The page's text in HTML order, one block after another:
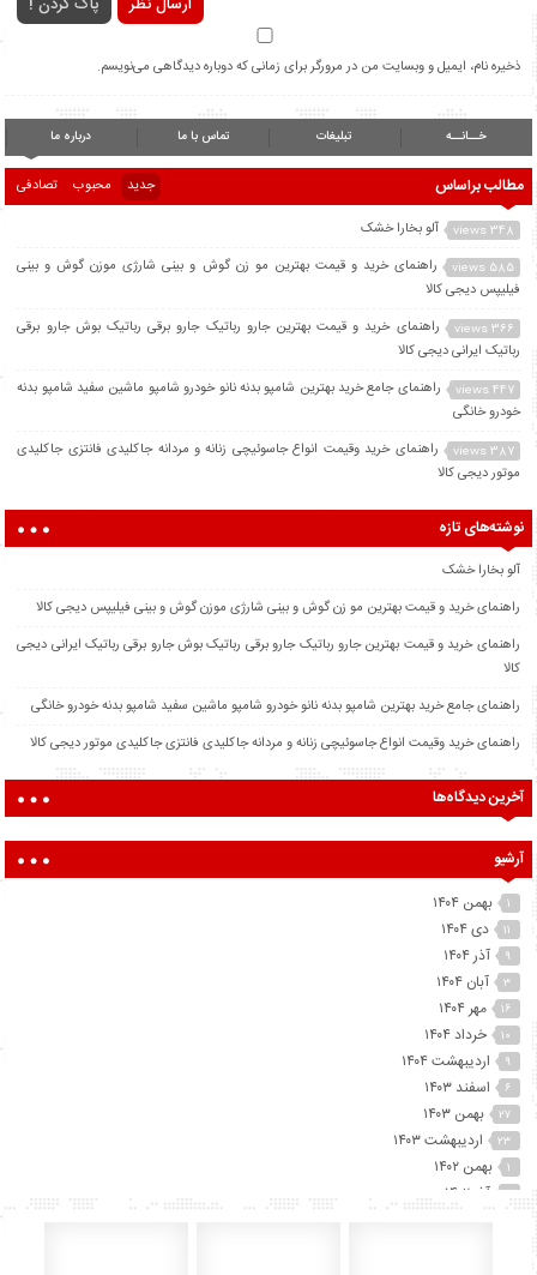
ذخیره نام، ایمیل و وبسایت من در مرورگر برای زمانی که دوباره دیدگاهی می‌نویسم.
خــانــه تبلیغات تماس با ما درباره ما
مطالب براساس جدید محبوب تصادفی
348 views آلو بخارا خشک
585 views
راهنمای خرید و قیمت بهترین مو زن گوش و بینی شارژی موزن گوش و بینی
فیلیپس دیجی کالا
366 views
راهنمای خرید و قیمت بهترین جارو رباتیک جارو برقی رباتیک بوش جارو برقی
رباتیک ایرانی دیجی کالا
447 views
راهنمای جامع خرید بهترین شامپو بدنه نانو خودرو شامپو ماشین سفید شامپو بدنه
خودرو خانگی
387 views
راهنمای خرید وقیمت انواع جاسوئیچی زنانه و مردانه جاکلیدی فانتزی جاکلیدی
موتور دیجی کالا
نوشته‌های تازه
آلو بخارا خشک
راهنمای خرید و قیمت بهترین مو زن گوش و بینی شارژی موزن گوش و بینی فیلیپس دیجی کالا
راهنمای خرید و قیمت بهترین جارو رباتیک جارو برقی رباتیک بوش جارو برقی رباتیک ایرانی دیجی
کالا
راهنمای جامع خرید بهترین شامپو بدنه نانو خودرو شامپو ماشین سفید شامپو بدنه خودرو خانگی
راهنمای خرید وقیمت انواع جاسوئیچی زنانه و مردانه جاکلیدی فانتزی جاکلیدی موتور دیجی کالا
آخرین دیدگاه‌ها
آرشیو
بهمن ۱۴۰۴
دی ۱۴۰۴
آذر ۱۴۰۴
آبان ۱۴۰۴ ۳
مهر ۱۴۰۴ ۱۶
خرداد ۱۴۰۴
اردیبهشت ۱۴۰۴
اسفند ۱۴۰۳ ۶
بهمن ۱۴۰۳ ۲۷
اردیبهشت ۱۴۰۳ ۲۳
بهمن ۱۴۰۲
آذر ۱۴۰۲ ۲